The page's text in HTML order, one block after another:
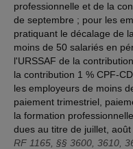
professionnelle et de la
de septembre ; pour les
pratiquant le décalage de
moins de 50 salariés en
l'URSSAF de la
la contribution 1 % CPF-
les employeurs de moins
paiement trimestriel,
la formation
dues au titre de juillet, août
RF 1165, §§ 3600, 3610,